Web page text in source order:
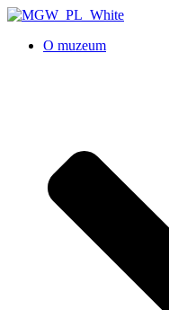
O muzeum